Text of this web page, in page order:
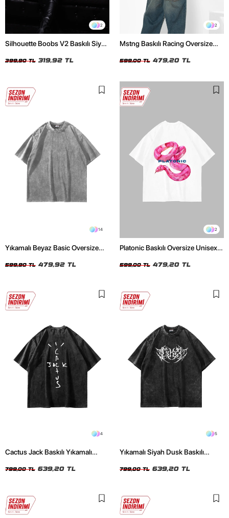
2
Silhouette Boobs V2 Baskılı Siyah
399,90 TL 319,92 TL
2
Mstng Baskılı Racing Oversize
599,00 TL 479,20 TL
14
Yıkamalı Beyaz Basic Oversize
599,90 TL 479,92 TL
2
Platonic Baskılı Oversize Unisex
599,00 TL 479,20 TL
4
Cactus Jack Baskılı Yıkamalı
799,00 TL 639,20 TL
5
Yıkamalı Siyah Dusk Baskılı
799,00 TL 639,20 TL